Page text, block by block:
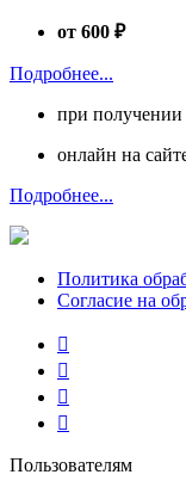
от 600 ₽
Подробнее...
при
онлайн на
Подробнее...
Политика
Согласие на
Пользователям